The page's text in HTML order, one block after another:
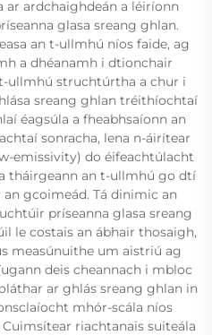
ar ardchaighdeán a léiríonn
glasa sreang ghlan.
an t-ullmhú níos faide, ag
a dhéanamh i dtionchair
ullmhú struchtúrtha a chur i
sreang ghlan tréithíochtaí
éagsúla a fheabhsaíonn an
sonracha, lena n-áirítear
emissivity) do éifeachtúlacht
tháirgeann an t-ullmhú go dtí
gcoimeád. Tá dinimic an
príseanna glasa sreang
le costais an ábhair thosaigh,
measúnuithe um aistriú ag
deis cheannach i mbloc
ar ghlás sreang ghlan in
mhór-scála níos
riachtanais suiteála